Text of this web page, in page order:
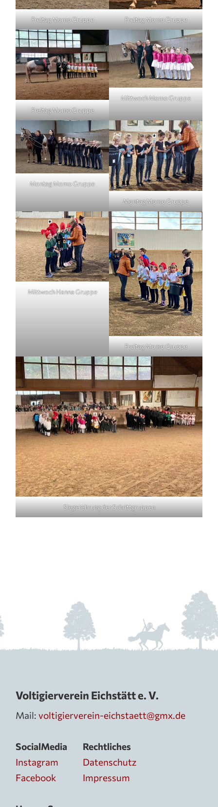
Freitag Momo Gruppe Freitag Momo Gruppe
Freitag Momo Gruppe
Mittwoch Momo Gruppe
Montag Momo Gruppe
Montag Momo Gruppe
Mittwoch Hanna Gruppe
Freitag Momo Gruppe
Siegerehrung der Schrittgruppen
Voltigierverein Eichstätt e. V.
Mail: voltigierverein-eichstaett@gmx.de
SocialMedia
Instagram
Facebook
Rechtliches
Datenschutz
Impressum